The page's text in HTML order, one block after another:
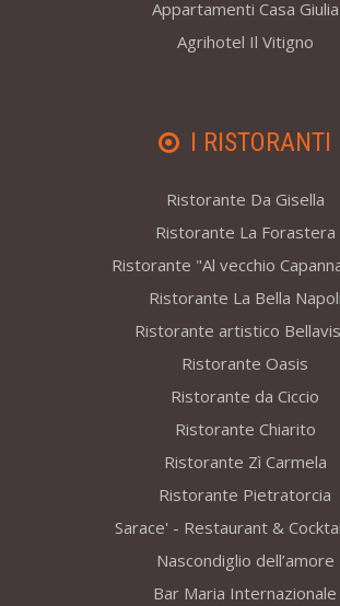
Appartamenti Casa Giulia
Agrihotel Il Vitigno
I RISTORANTI
Ristorante Da Gisella
Ristorante La Forastera
Ristorante "Al vecchio
Ristorante La Bella Napoli
Ristorante artistico
Ristorante Oasis
Ristorante da Ciccio
Ristorante Chiarito
Ristorante Zì Carmela
Ristorante Pietratorcia
Sarace' - Restaurant &
Nascondiglio dell’amore
Bar Maria Internazionale